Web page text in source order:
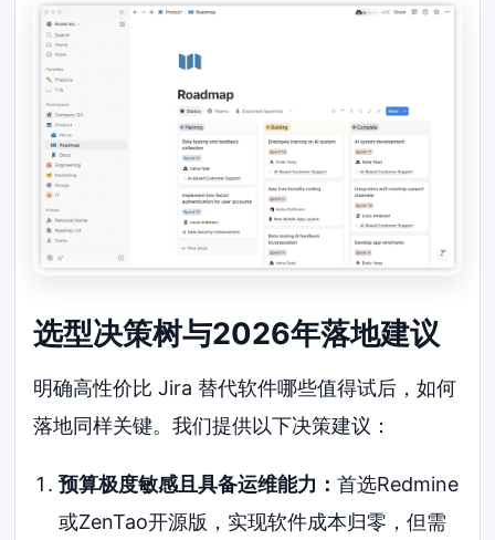
选型决策树与2026年落地建议
明确高性价比 Jira 替代软件哪些值得试后，如何
落地同样关键。我们提供以下决策建议：
预算极度敏感且具备运维能力： 首选Redmine
或ZenTao开源版，实现软件成本归零，但需